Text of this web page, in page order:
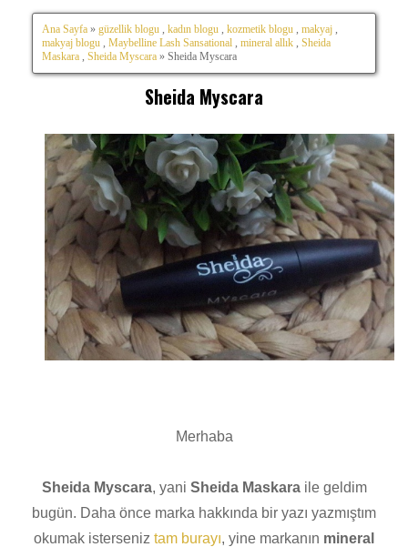
Ana Sayfa » güzellik blogu kadın blogu kozmetik blogu makyaj
makyaj blogu
Maybelline Lash Sansational mineral allık
Sheida
Maskara
Sheida Myscara » Sheida Myscara
Sheida Myscara
Merhaba
Sheida Myscara, yani Sheida Maskaraile geldim
bugün. Daha önce marka hakkında bir yazı yazmıştım
okumak isterseniz tam burayı, yine markanın mineral